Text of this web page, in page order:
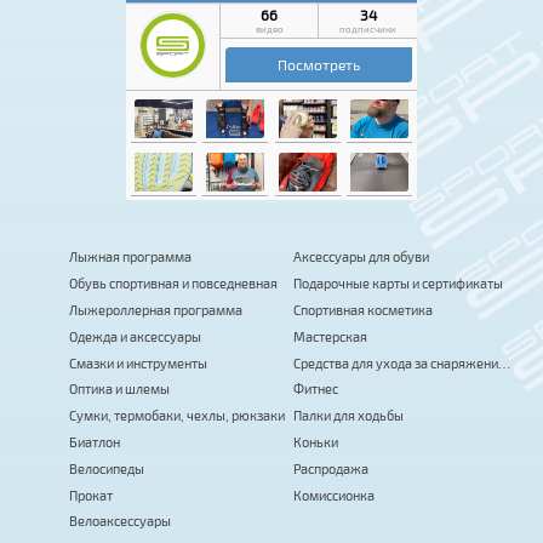
Лыжная программа
Обувь спортивная и повседневная
Лыжероллерная программа
Одежда и аксессуары
Смазки и инструменты
Оптика и шлемы
Сумки, термобаки, чехлы, рюкзаки
Биатлон
Велосипеды
Прокат
Велоаксессуары
Аксессуары для обуви
Подарочные карты и сертификаты
Спортивная косметика
Мастерская
Средства для ухода за снаряжением
Фитнес
Палки для ходьбы
Коньки
Распродажа
Комиссионка